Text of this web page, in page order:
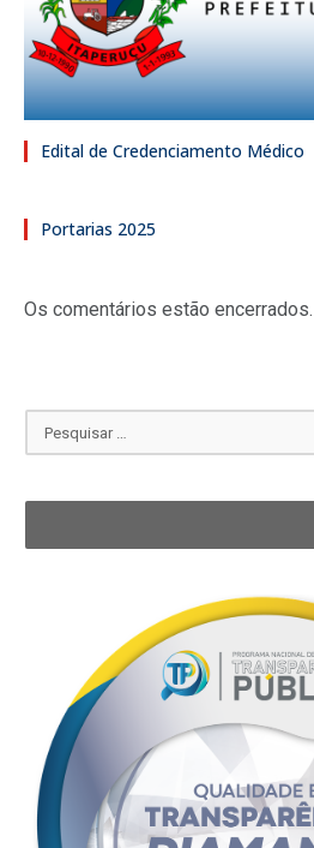
Edital de Credenciamento Médico
Portarias 2025
Os comentários estão encerrados.